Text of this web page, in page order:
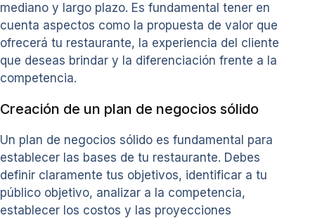
mediano y largo plazo. Es fundamental tener en
cuenta aspectos como la propuesta de valor que
ofrecerá tu restaurante, la experiencia del cliente
que deseas brindar y la diferenciación frente a la
competencia.
Creación de un plan de negocios sólido
Un plan de negocios sólido es fundamental para
establecer las bases de tu restaurante. Debes
definir claramente tus objetivos, identificar a tu
público objetivo, analizar a la competencia,
establecer los costos y las proyecciones